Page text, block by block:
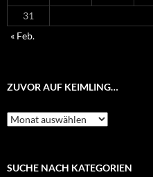
31
« Feb.
ZUVOR AUF KEIMLING…
Zuvor
auf
SUCHE NACH KATEGORIEN